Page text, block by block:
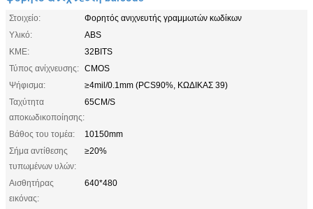
Στοιχείο:
Φορητός ανιχνευτής γραμμωτών κωδίκων
Υλικό:
ABS
ΚΜΕ:
32BITS
Τύπος ανίχνευσης: CMOS
Ψήφισμα:
≥4mil/0.1mm (PCS90%, ΚΩΔΙΚΑΣ 39)
Ταχύτητα
αποκωδικοποίησης:
65CM/S
Βάθος του τομέα:
10150mm
Σήμα αντίθεσης
τυπωμένων υλών:
≥20%
Αισθητήρας
εικόνας:
640*480